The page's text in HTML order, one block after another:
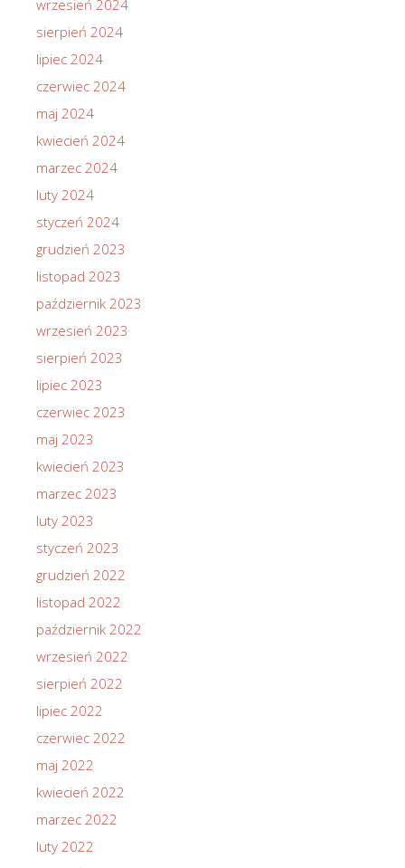
wrzesień 2024
sierpień 2024
lipiec 2024
czerwiec 2024
maj 2024
kwiecień 2024
marzec 2024
luty 2024
styczeń 2024
grudzień 2023
listopad 2023
październik 2023
wrzesień 2023
sierpień 2023
lipiec 2023
czerwiec 2023
maj 2023
kwiecień 2023
marzec 2023
luty 2023
styczeń 2023
grudzień 2022
listopad 2022
październik 2022
wrzesień 2022
sierpień 2022
lipiec 2022
czerwiec 2022
maj 2022
kwiecień 2022
marzec 2022
luty 2022